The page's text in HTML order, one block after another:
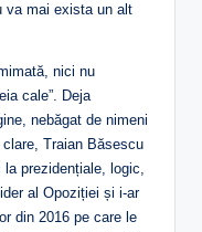
va mai exista un alt
nici nu
cale”. Deja
nebăgat de nimeni
Traian Băsescu
prezidențiale, logic,
al Opoziției și i-ar
din 2016 pe care le